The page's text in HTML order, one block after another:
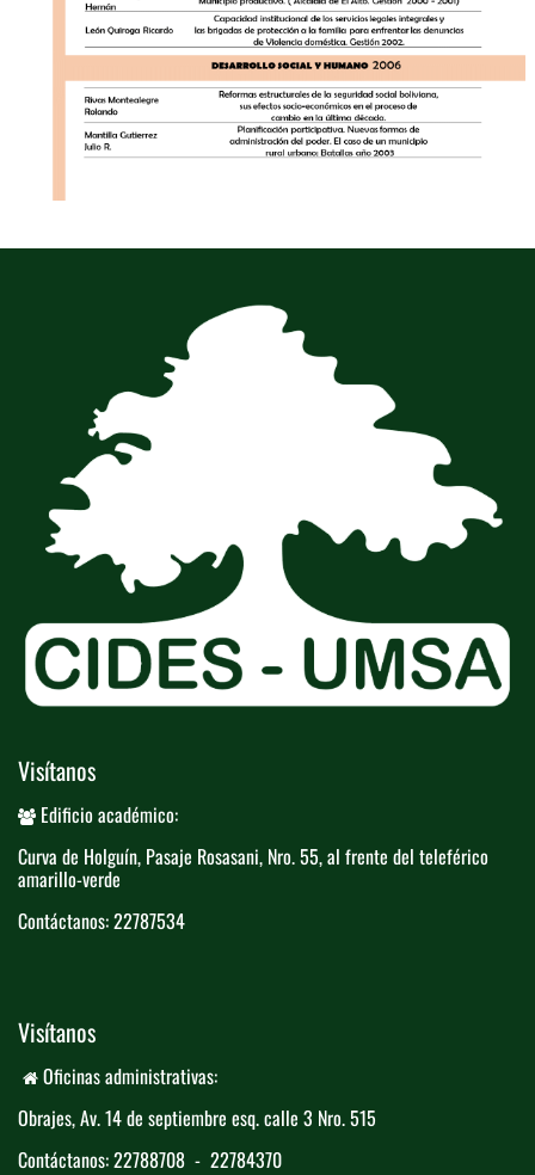
Visítanos
Edificio académico:
Curva de Holguín, Pasaje Rosasani, Nro. ​55, al frente del teleférico​
amarillo-verde
Contáctanos: 22787534
Visítanos
Oficinas administrativas:
Obrajes, Av. 14 de septiembre esq. calle 3 ​ ​Nro. 515
Contáctanos: 22788708 - 22784370